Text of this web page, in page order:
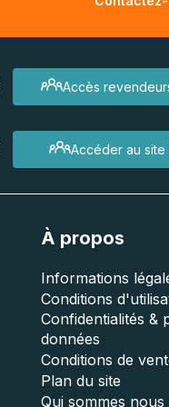
Accès
Accéder au
À propos
Informations
Conditions
Confidentialités &
données
Conditions de
Plan du site
Qui sommes nous